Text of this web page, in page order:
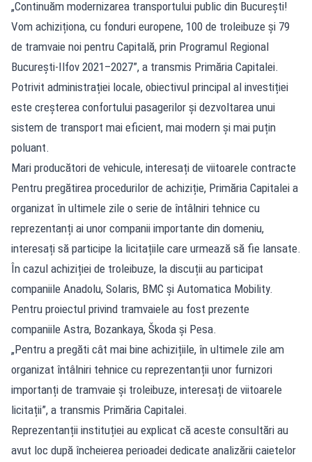
„Continuăm modernizarea transportului public din București!
Vom achiziționa, cu fonduri europene, 100 de troleibuze și 79
de tramvaie noi pentru Capitală, prin Programul Regional
București-Ilfov 2021–2027”, a transmis Primăria Capitalei.
Potrivit administrației locale, obiectivul principal al investiției
este creșterea confortului pasagerilor și dezvoltarea unui
sistem de transport mai eficient, mai modern și mai puțin
poluant.
Mari producători de vehicule, interesați de viitoarele contracte
Pentru pregătirea procedurilor de achiziție, Primăria Capitalei a
organizat în ultimele zile o serie de întâlniri tehnice cu
reprezentanți ai unor companii importante din domeniu,
interesați să participe la licitațiile care urmează să fie lansate.
În cazul achiziției de troleibuze, la discuții au participat
companiile Anadolu, Solaris, BMC și Automatica Mobility.
Pentru proiectul privind tramvaiele au fost prezente
companiile Astra, Bozankaya, Škoda și Pesa.
„Pentru a pregăti cât mai bine achizițiile, în ultimele zile am
organizat întâlniri tehnice cu reprezentanții unor furnizori
importanți de tramvaie și troleibuze, interesați de viitoarele
licitații”, a transmis Primăria Capitalei.
Reprezentanții instituției au explicat că aceste consultări au
avut loc după încheierea perioadei dedicate analizării caietelor